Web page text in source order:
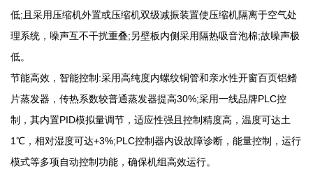
低;且采用压缩机外置或压缩机双级减振装置使压缩机隔离于空气处
理系统，噪声互不干扰重叠;另壁板内侧采用隔热吸音泡棉;故噪声极
低。
节能高效，智能控制:采用高纯度内螺纹铜管和亲水性开窗百页铝鳍
片蒸发器，传热系数较普通蒸发器提高30%;采用一线品牌PLC控
制，其内置PID模拟量调节，适应性强且控制精度高，温度可达土
1℃，相对湿度可达+3%;PLC控制器内设故障诊断，能量控制，运行
模式等多项自动控制功能，确保机组高效运行。